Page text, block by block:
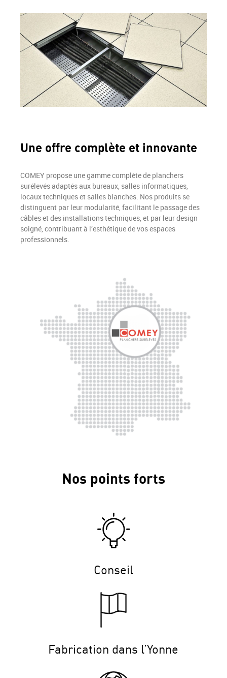
Une offre complète et innovante
COMEY propose une gamme complète de planchers
surélevés adaptés aux bureaux, salles informatiques,
locaux techniques et salles blanches. Nos produits se
distinguent par leur modularité, facilitant le passage des
câbles et des installations techniques, et par leur design
soigné, contribuant à l’esthétique de vos espaces
professionnels.
Nos points forts
Conseil
Fabrication dans l’Yonne